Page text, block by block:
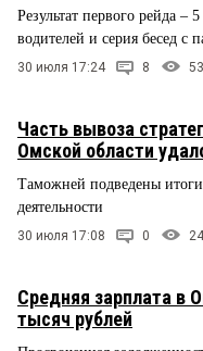
Результат первого рейда
водителей и серия бесед с
30 июля 17:24 8
Часть вывоза
Омской области
Таможней подведены
деятельности
30 июля 17:08 0
Средняя зарплата в
тысяч рублей